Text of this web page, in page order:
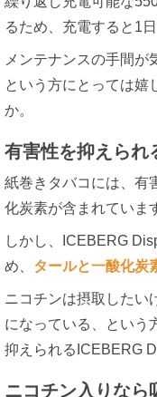
るため、充電すると1
メンテナンスの手間が
という方にとっては嬉
か。
有害性を抑えられ
紙巻きタバコには、有
化炭素が含まれていま
しかし、ICEBERG
め、 タールと一酸化炭
ニコチンは摂取したい
になっている、という
抑えられるICEBERG
ニコチン入りなら